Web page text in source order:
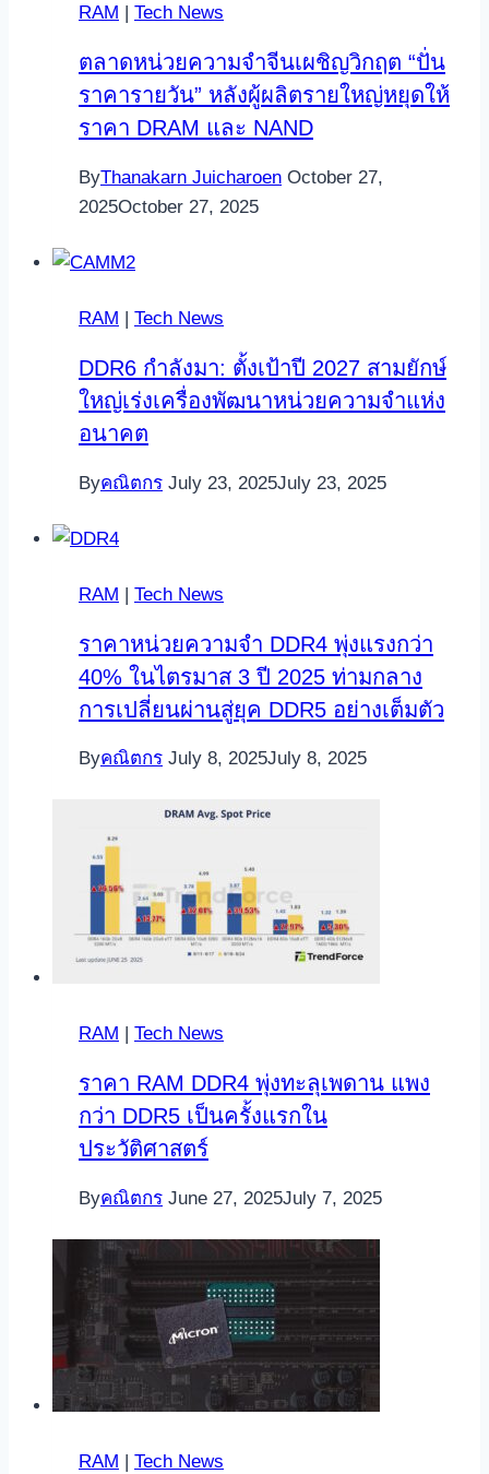
RAM | Tech News
ตลาดหน่วยความจำจีนเผชิญวิกฤต “ปั่น
ราคารายวัน” หลังผู้ผลิตรายใหญ่หยุดให้
ราคา DRAM และ NAND
ByThanakarn Juicharoen October 27,
2025October 27, 2025
RAM | Tech News
DDR6 กำลังมา: ตั้งเป้าปี 2027 สามยักษ์
ใหญ่เร่งเครื่องพัฒนาหน่วยความจำแห่ง
อนาคต
Byคณิตกร July 23, 2025July 23, 2025
RAM | Tech News
ราคาหน่วยความจำ DDR4 พุ่งแรงกว่า
40% ในไตรมาส 3 ปี 2025 ท่ามกลาง
การเปลี่ยนผ่านสู่ยุค DDR5 อย่างเต็มตัว
Byคณิตกร July 8, 2025July 8, 2025
RAM Tech News
ราคา RAM DDR4 พุ่งทะลุเพดาน แพง
กว่า DDR5 เป็นครั้งแรกใน
ประวัติศาสตร์
Byคณิตกร June 27, 2025July 7, 2025
RAM Tech News